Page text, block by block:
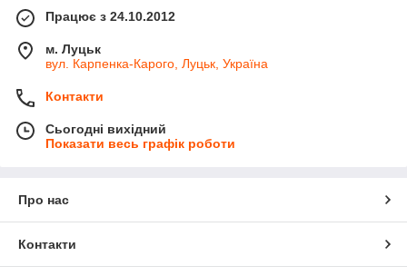
Працює з 24.10.2012
м. Луцьк
вул. Карпенка-Карого, Луцьк, Україна
Контакти
Сьогодні вихідний
Показати весь графік роботи
Про нас
Контакти